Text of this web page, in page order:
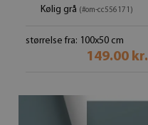
Kølig grå (#om-cc556171)
størrelse fra: 100x50 cm
149.00 kr.